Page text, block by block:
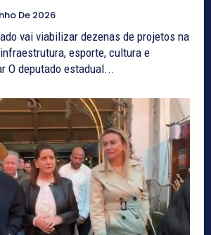
De 2026
vai viabilizar dezenas de projetos na
esporte, cultura e
agricultura familiar O deputado estadual...